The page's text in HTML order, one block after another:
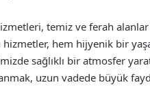
temiz ve ferah
hem hijyenik bir
sağlıklı bir atmosfer
uzun vadede büyük